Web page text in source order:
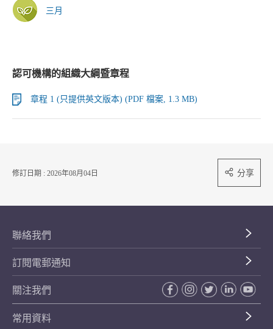
三月
認可機構的組織大綱暨章程
章程 1 (只提供英文版本) (PDF 檔案, 1.3 MB)
修訂日期 : 2026年08月04日 分享
聯絡我們
訂閱電郵通知
關注我們
常用資料